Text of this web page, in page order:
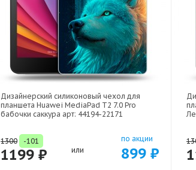
Дизайнерский силиконовый чехол для
планшета Huawei MediaPad T2 7.0 Pro
бабочки саккура арт: 44194-22171
1300 -101
1199 ₽ или
по акции
899 ₽